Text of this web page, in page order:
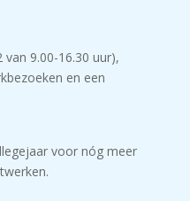
9.00-16.30 uur),
en een
voor nóg meer